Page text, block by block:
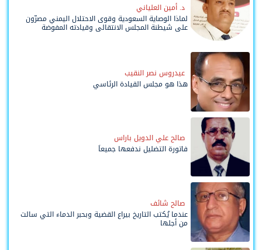
د. أمين العلياني
لماذا الوصاية السعودية وقوى الاحتلال اليمني مصرّون
على شيطنة المجلس الانتقالي وقيادته المفوضة
عيدروس نصر النقيب
هذا هو مجلس القيادة الرئاسي
صالح علي الدويل باراس
فاتورة التضليل ندفعها جميعاً
صالح شائف
عندما يُكتب التاريخ بيراع القضية وبحبر الدماء التي سالت
من أجلها